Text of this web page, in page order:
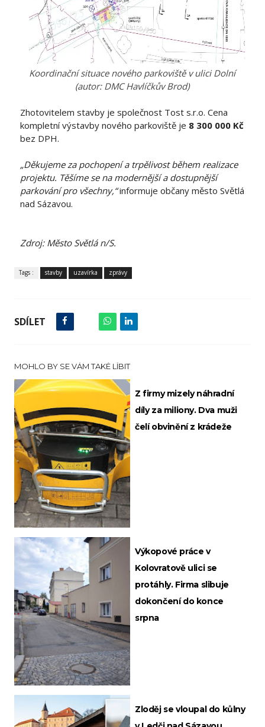
Koordinační situace nového parkoviště v ulici Dolní
(autor: DMC Havlíčkův Brod)
Zhotovitelem stavby je společnost Tost s.r.o. Cena
kompletní výstavby nového parkoviště je 8 300 000 Kč
bez DPH.
„Děkujeme za pochopení a trpělivost během realizace
projektu. Těšíme se na modernější a dostupnější
parkování pro všechny,“informuje občany město Světlá
nad Sázavou.
Zdroj: Město Světlá n/S.
Tags : stavby uzavírka zprávy
SDÍLET
MOHLO BY SE VÁM TAKÉ LÍBIT
Z firmy mizely náhradní
díly za miliony. Dva muži
čelí obvinění z krádeže
Výkopové práce v
Kolovratově ulici se
protáhly. Firma slibuje
dokončení do konce
srpna
Zloděj se vloupal do kůlny